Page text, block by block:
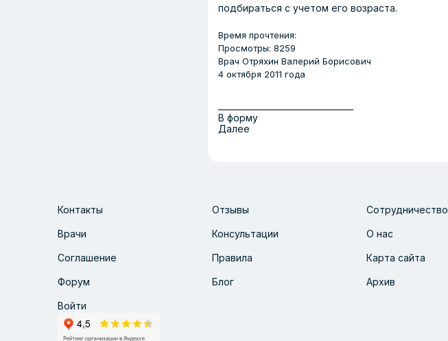
подбираться с учетом его возраста.
Время прочтения:
Просмотры: 8259
Врач Отряхин Валерий Борисович
4 октября 2011 года
В форму
Далее
Контакты Отзывы Сотрудничество
Врачи Консультации О нас
Соглашение Правила Карта сайта
Форум Блог Архив
Войти